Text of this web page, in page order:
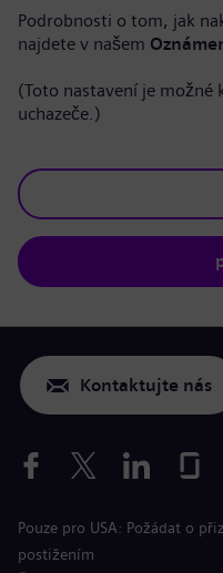
Podrobnosti o tom, jak
najdete v našem
(Toto nastavení je
uchazeče.)
Kontaktujte nás
Pouze pro USA: Požádat o
postižením